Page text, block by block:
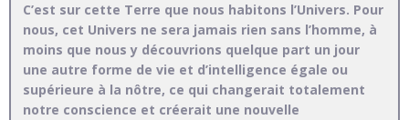
C’est sur cette Terre que nous habitons l’Univers. Pour
nous, cet Univers ne sera jamais rien sans l’homme, à
moins que nous y découvrions quelque part un jour
une autre forme de vie et d’intelligence égale ou
supérieure à la nôtre, ce qui changerait totalement
notre conscience et créerait une nouvelle